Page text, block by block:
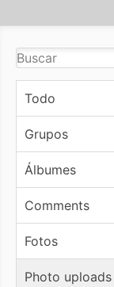
Todo
Grupos
Álbumes
Comments
Fotos
Photo uploads